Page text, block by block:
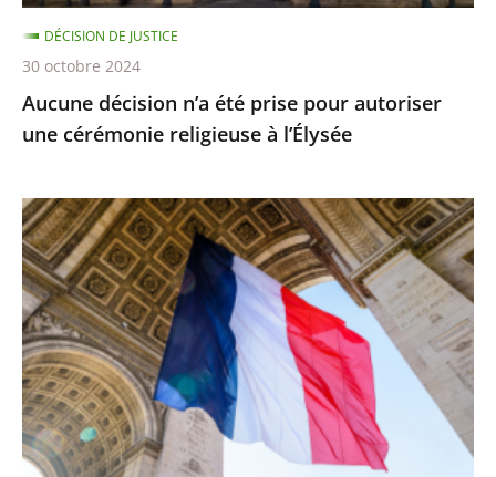
religieuse
à
l’Élysée
Aucune décision n’a été prise pour autoriser
une cérémonie religieuse à l’Élysée
DÉCISION DE JUSTICE
30 octobre 2024
Préjudices
liés
à
des
décisions
non
détachables
de
la